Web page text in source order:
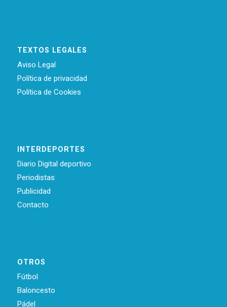
TEXTOS LEGALES
Aviso Legal
Política de privacidad
Política de Cookies
INTERDEPORTES
Diario Digital deportivo
Periodistas
Publicidad
Contacto
OTROS
Fútbol
Baloncesto
Pádel